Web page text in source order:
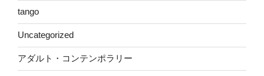
tango
Uncategorized
アダルト・コンテンポラリー